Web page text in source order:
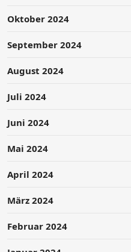
Oktober 2024
September 2024
August 2024
Juli 2024
Juni 2024
Mai 2024
April 2024
März 2024
Februar 2024